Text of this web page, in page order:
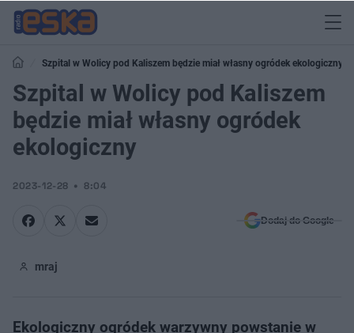
Szpital w Wolicy pod Kaliszem będzie miał własny ogródek ekologiczny
Szpital w Wolicy pod Kaliszem
będzie miał własny ogródek
ekologiczny
2023-12-28 8:04
Dodaj do Google
mraj
Ekologiczny ogródek warzywny powstanie w